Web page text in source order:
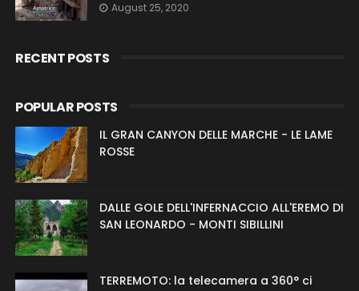
August 25, 2020
RECENT POSTS
POPULAR POSTS
IL GRAN CANYON DELLE MARCHE - LE LAME
ROSSE
DALLE GOLE DELL'INFERNACCIO ALL'EREMO DI
SAN LEONARDO - MONTI SIBILLINI
TERREMOTO: la telecamera a 360° ci